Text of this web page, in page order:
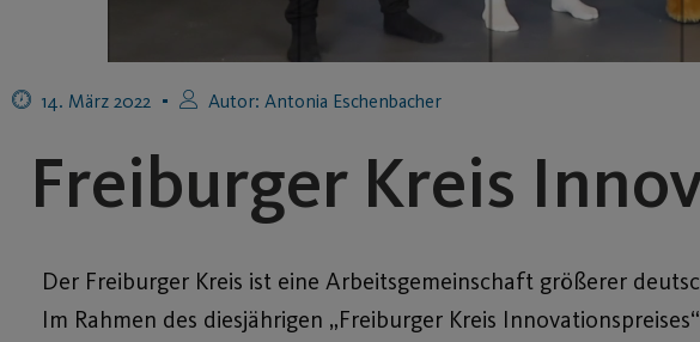
14. März 2022 Autor: Antonia Eschenbacher
Freiburger Kreis
Der Freiburger Kreis ist eine Arbeitsgemeinschaft größerer
Im Rahmen des diesjährigen „Freiburger Kreis